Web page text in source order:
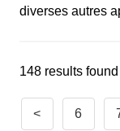
diverses autres
148 results found
< 6